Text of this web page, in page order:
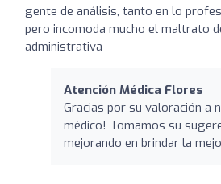
gente de análisis, tanto en lo
pero incomoda mucho el maltrato
administrativa
Atención Médica Flores
Gracias por su valoración a
médico! Tomamos su
mejorando en brindar la